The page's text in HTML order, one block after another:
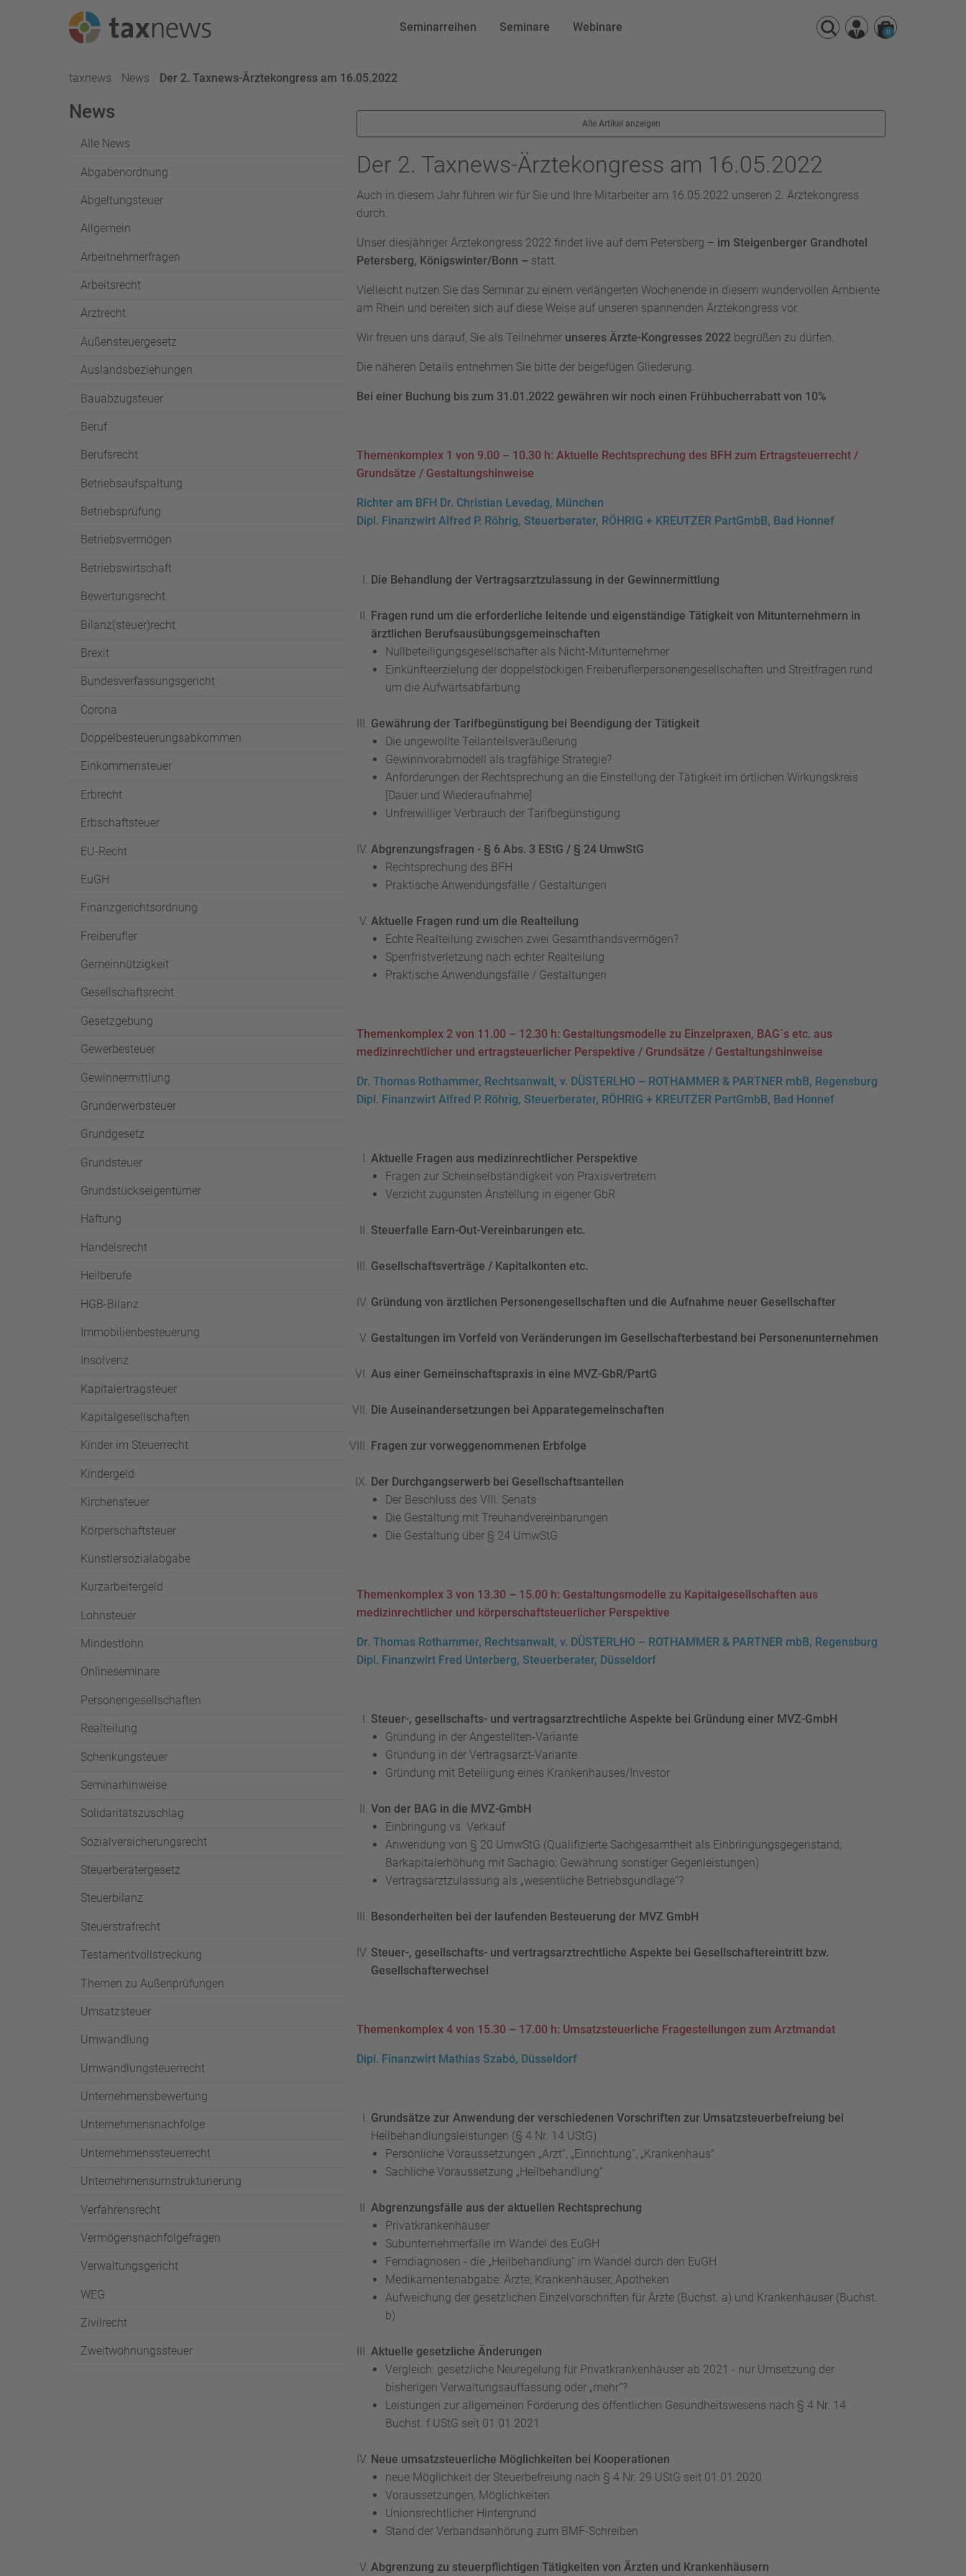
Seminarreihen Seminare Webinare 0
taxnews News Aktuell:
Der 2. Taxnews-Ärztekongress am 16.05.2022
News
Alle News
Abgabenordnung
Abgeltungsteuer
Allgemein
Arbeitnehmerfragen
Arbeitsrecht
Arztrecht
Außensteuergesetz
Auslandsbeziehungen
Bauabzugsteuer
Beruf
Berufsrecht
Betriebsaufspaltung
Betriebsprüfung
Betriebsvermögen
Betriebswirtschaft
Bewertungsrecht
Bilanz(steuer)recht
Brexit
Bundesverfassungsgericht
Corona
Doppelbesteuerungsabkommen
Einkommensteuer
Erbrecht
Erbschaftsteuer
EU-Recht
EuGH
Finanzgerichtsordnung
Freiberufler
Gemeinnützigkeit
Gesellschaftsrecht
Gesetzgebung
Gewerbesteuer
Gewinnermittlung
Grunderwerbsteuer
Grundgesetz
Grundsteuer
Grundstückseigentümer
Haftung
Handelsrecht
Heilberufe
HGB-Bilanz
Immobilienbesteuerung
Insolvenz
Kapitalertragsteuer
Kapitalgesellschaften
Kinder im Steuerrecht
Kindergeld
Kirchensteuer
Körperschaftsteuer
Künstlersozialabgabe
Kurzarbeitergeld
Lohnsteuer
Mindestlohn
Onlineseminare
Personengesellschaften
Realteilung
Schenkungsteuer
Seminarhinweise
Solidaritätszuschlag
Sozialversicherungsrecht
Steuerberatergesetz
Steuerbilanz
Steuerstrafrecht
Testamentvollstreckung
Themen zu Außenprüfungen
Umsatzsteuer
Umwandlung
Umwandlungsteuerrecht
Unternehmensbewertung
Unternehmensnachfolge
Unternehmenssteuerrecht
Unternehmensumstrukturierung
Verfahrensrecht
Vermögensnachfolgefragen
Verwaltungsgericht
WEG
Zivilrecht
Zweitwohnungssteuer
Alle Artikel anzeigen
Der 2. Taxnews-Ärztekongress am 16.05.2022
Auch in diesem Jahr führen wir für Sie und Ihre Mitarbeiter am 16.05.2022 unseren 2. Ärztekongress
durch.
Unser diesjähriger Ärztekongress 2022 findet live auf dem Petersberg – im Steigenberger Grandhotel
Petersberg, Königswinter/Bonn – statt.
Vielleicht nutzen Sie das Seminar zu einem verlängerten Wochenende in diesem wundervollen Ambiente
am Rhein und bereiten sich auf diese Weise auf unseren spannenden Ärztekongress vor.
Wir freuen uns darauf, Sie als Teilnehmer unseres Ärzte-Kongresses 2022 begrüßen zu dürfen.
Die näheren Details entnehmen Sie bitte der beigefügen Gliederung.
Bei einer Buchung bis zum 31.01.2022 gewähren wir noch einen Frühbucherrabatt von 10%
Themenkomplex 1 von 9.00 – 10.30 h: Aktuelle Rechtsprechung des BFH zum Ertragsteuerrecht /
Grundsätze / Gestaltungshinweise
Richter am BFH Dr. Christian Levedag, München
Dipl. Finanzwirt Alfred P. Röhrig, Steuerberater, RÖHRIG + KREUTZER PartGmbB, Bad Honnef
Die Behandlung der Vertragsarztzulassung in der Gewinnermittlung
Fragen rund um die erforderliche leitende und eigenständige Tätigkeit von Mitunternehmern in
ärztlichen Berufsausübungsgemeinschaften
Nullbeteiligungsgesellschafter als Nicht-Mitunternehmer
Einkünfteerzielung der doppelstöckigen Freiberuflerpersonengesellschaften und Streitfragen rund
um die Aufwärtsabfärbung
Gewährung der Tarifbegünstigung bei Beendigung der Tätigkeit
Die ungewollte Teilanteilsveräußerung
Gewinnvorabmodell als tragfähige Strategie?
Anforderungen der Rechtsprechung an die Einstellung der Tätigkeit im örtlichen Wirkungskreis
[Dauer und Wiederaufnahme]
Unfreiwilliger Verbrauch der Tarifbegünstigung
Abgrenzungsfragen - § 6 Abs. 3 EStG / § 24 UmwStG
Rechtsprechung des BFH
Praktische Anwendungsfälle / Gestaltungen
Aktuelle Fragen rund um die Realteilung
Echte Realteilung zwischen zwei Gesamthandsvermögen?
Sperrfristverletzung nach echter Realteilung
Praktische Anwendungsfälle / Gestaltungen
Themenkomplex 2 von 11.00 – 12.30 h: Gestaltungsmodelle zu Einzelpraxen, BAG´s etc. aus
medizinrechtlicher und ertragsteuerlicher Perspektive / Grundsätze / Gestaltungshinweise
Dr. Thomas Rothammer, Rechtsanwalt, v. DÜSTERLHO – ROTHAMMER & PARTNER mbB, Regensburg
Dipl. Finanzwirt Alfred P. Röhrig, Steuerberater, RÖHRIG + KREUTZER PartGmbB, Bad Honnef
Aktuelle Fragen aus medizinrechtlicher Perspektive
Fragen zur Scheinselbständigkeit von Praxisvertretern
Verzicht zugunsten Anstellung in eigener GbR
Steuerfalle Earn-Out-Vereinbarungen etc.
Gesellschaftsverträge / Kapitalkonten etc.
Gründung von ärztlichen Personengesellschaften und die Aufnahme neuer Gesellschafter
Gestaltungen im Vorfeld von Veränderungen im Gesellschafterbestand bei Personenunternehmen
Aus einer Gemeinschaftspraxis in eine MVZ-GbR/PartG
Die Auseinandersetzungen bei Apparategemeinschaften
Fragen zur vorweggenommenen Erbfolge
Der Durchgangserwerb bei Gesellschaftsanteilen
Der Beschluss des VIII. Senats
Die Gestaltung mit Treuhandvereinbarungen
Die Gestaltung über § 24 UmwStG
Themenkomplex 3 von 13.30 – 15.00 h: Gestaltungsmodelle zu Kapitalgesellschaften aus
medizinrechtlicher und körperschaftsteuerlicher Perspektive
Dr. Thomas Rothammer, Rechtsanwalt, v. DÜSTERLHO – ROTHAMMER & PARTNER mbB, Regensburg
Dipl. Finanzwirt Fred Unterberg, Steuerberater, Düsseldorf
Steuer-, gesellschafts- und vertragsarztrechtliche Aspekte bei Gründung einer MVZ-GmbH
Gründung in der Angestellten-Variante
Gründung in der Vertragsarzt-Variante
Gründung mit Beteiligung eines Krankenhauses/Investor
Von der BAG in die MVZ-GmbH
Einbringung vs. Verkauf
Anwendung von § 20 UmwStG (Qualifizierte Sachgesamtheit als Einbringungsgegenstand;
Barkapitalerhöhung mit Sachagio; Gewährung sonstiger Gegenleistungen)
Vertragsarztzulassung als „wesentliche Betriebsgundlage“?
Besonderheiten bei der laufenden Besteuerung der MVZ GmbH
Steuer-, gesellschafts- und vertragsarztrechtliche Aspekte bei Gesellschaftereintritt bzw.
Gesellschafterwechsel
Themenkomplex 4 von 15.30 – 17.00 h: Umsatzsteuerliche Fragestellungen zum Arztmandat
Dipl. Finanzwirt Mathias Szabó, Düsseldorf
Grundsätze zur Anwendung der verschiedenen Vorschriften zur Umsatzsteuerbefreiung bei
Heilbehandlungsleistungen (§ 4 Nr. 14 UStG)
Persönliche Voraussetzungen „Arzt“, „Einrichtung“, „Krankenhaus“
Sachliche Voraussetzung „Heilbehandlung“
Abgrenzungsfälle aus der aktuellen Rechtsprechung
Privatkrankenhäuser
Subunternehmerfälle im Wandel des EuGH
Ferndiagnosen - die „Heilbehandlung“ im Wandel durch den EuGH
Medikamentenabgabe: Ärzte, Krankenhäuser, Apotheken
Aufweichung der gesetzlichen Einzelvorschriften für Ärzte (Buchst. a) und Krankenhäuser (Buchst.
b)
Aktuelle gesetzliche Änderungen
Vergleich: gesetzliche Neuregelung für Privatkrankenhäuser ab 2021 - nur Umsetzung der
bisherigen Verwaltungsauffassung oder „mehr“?
Leistungen zur allgemeinen Förderung des öffentlichen Gesundheitswesens nach § 4 Nr. 14
Buchst. f UStG seit 01.01.2021
Neue umsatzsteuerliche Möglichkeiten bei Kooperationen
neue Möglichkeit der Steuerbefreiung nach § 4 Nr. 29 UStG seit 01.01.2020
Voraussetzungen, Möglichkeiten
Unionsrechtlicher Hintergrund
Stand der Verbandsanhörung zum BMF-Schreiben
Abgrenzung zu steuerpflichtigen Tätigkeiten von Ärzten und Krankenhäusern